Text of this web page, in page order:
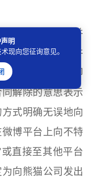
在履行瑕疵但并
游公司、李岑并
作协议》。且即
解除的意思表示
式明确无误地向
博平台上向不特
直接至其他平台
向熊猫公司发出
明
现向您征询意见。